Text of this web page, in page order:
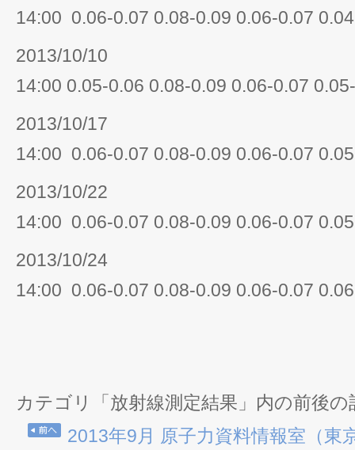
14:00 0.06-0.07 0.08-0.09 0.06-0.07
2013/10/10
14:00 0.05-0.06 0.08-0.09 0.06-0.07
2013/10/17
14:00 0.06-0.07 0.08-0.09 0.06-0.07
2013/10/22
14:00 0.06-0.07 0.08-0.09 0.06-0.07
2013/10/24
14:00 0.06-0.07 0.08-0.09 0.06-0.07
カテゴリ「放射線測定結果」内の前後の
2013年9月 原子力資料情報室（東